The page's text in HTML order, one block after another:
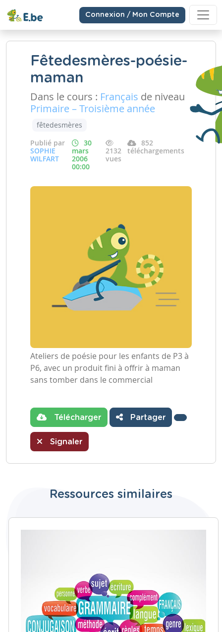
Connexion / Mon Compte
Fêtedesmères-poésie-
maman
Dans le cours : Français de niveau
Primaire – Troisième année
fêtedesmères
Publié par
SOPHIE
WILFART
30
mars
2006
00:00
2132
vues
852
téléchargements
Ateliers de poésie pour les enfants de P3 à
P6, avec un produit fini à offrir à maman
sans tomber dans le commercial
Télécharger Partager
Signaler
Ressources similaires